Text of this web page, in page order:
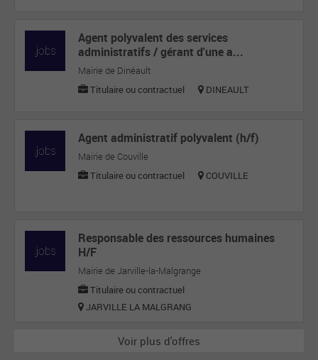
Agent polyvalent des services
administratifs / gérant d'une a...
Mairie de Dinéault
Titulaire ou contractuel
DINEAULT
Agent administratif polyvalent (h/f)
Mairie de Couville
Titulaire ou contractuel
COUVILLE
Responsable des ressources humaines
H/F
Mairie de Jarville-la-Malgrange
Titulaire ou contractuel
JARVILLE LA MALGRANG
Voir plus d'offres